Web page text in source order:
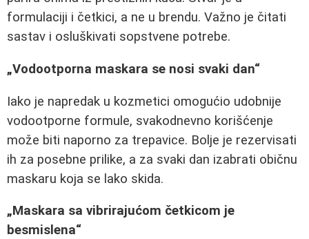
formulaciji i četkici, a ne u brendu. Važno je čitati
sastav i osluškivati sopstvene potrebe.
„Vodootporna maskara se nosi svaki dan“
Iako je napredak u kozmetici omogućio udobnije
vodootporne formule, svakodnevno korišćenje
može biti naporno za trepavice. Bolje je rezervisati
ih za posebne prilike, a za svaki dan izabrati običnu
maskaru koja se lako skida.
„Maskara sa vibrirajućom četkicom je
besmislena“